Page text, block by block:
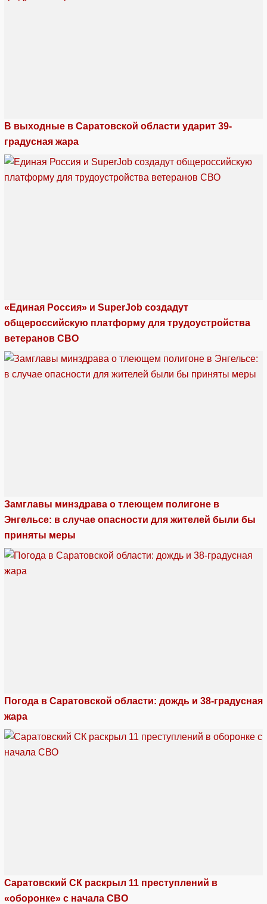
В выходные в Саратовской области ударит 39-
градусная жара
«Единая Россия» и SuperJob создадут
общероссийскую платформу для трудоустройства
ветеранов СВО
Замглавы минздрава о тлеющем полигоне в
Энгельсе: в случае опасности для жителей были бы
приняты меры
Погода в Саратовской области: дождь и 38-градусная
жара
Саратовский СК раскрыл 11 преступлений в
«оборонке» с начала СВО